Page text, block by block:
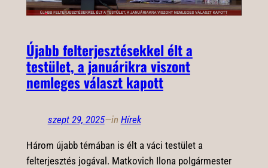
Újabb felterjesztésekkel élt a
testület, a januárikra viszont
nemleges választ kapott
szept 29, 2025—in Hírek
Három újabb témában is élt a váci testület a
felterjesztés jogával. Matkovich Ilona polgármester